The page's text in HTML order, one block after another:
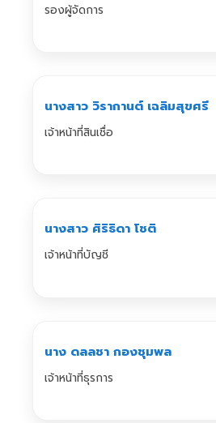
รองผู้จัดการ
นางสาว วิรากานต์ เฉลิมสุขศรี
เจ้าหน้าที่สินเชื่อ
นางสาว ศิริธิดา โชติ
เจ้าหน้าที่บัญชี
นาง ดลลชา กองชุมพล
เจ้าหน้าที่ธุรการ